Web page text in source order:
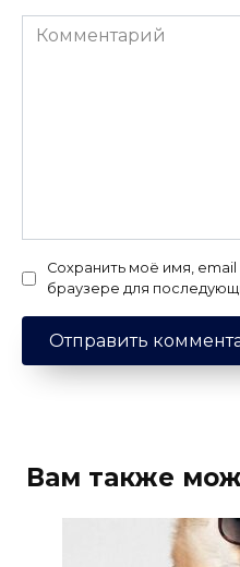
Комментарий
Сохранить моё имя, email
браузере для
Вам также